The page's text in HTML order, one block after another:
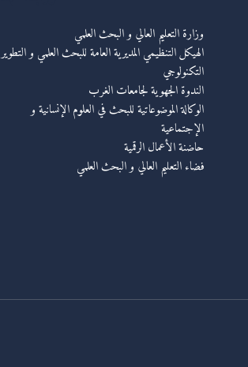
وزارة التعليم العالي و البحث العلمي
الهيكل التنظيمي المديرية العامة للبحث العلمي و التطوير
التكنولوجي
الندوة الجهوية لجامعات الغرب
الوكالة الموضوعاتية للبحث في العلوم الإنسانية و
الإجتماعية
حاضنة الأعمال الرقمية
فضاء التعليم العالي و البحث العلمي